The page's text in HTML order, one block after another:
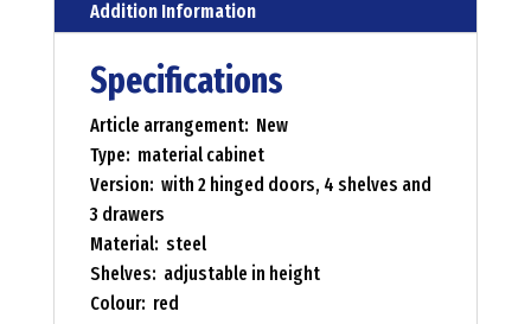
Addition Information
Specifications
Article arrangement: New
Type: material cabinet
Version: with 2 hinged doors, 4 shelves and
3 drawers
Material: steel
Shelves: adjustable in height
Colour: red